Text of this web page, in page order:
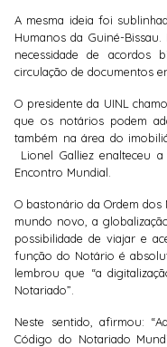
A mesma ideia foi
Humanos da Guiné-
necessidade de acordos
circulação de documentos
O presidente da UINL
que os notários podem
também na área do
Lionel Galliez enalteceu
Encontro Mundial.
O bastonário da Ordem dos
mundo novo, a
possibilidade de viajar e
função do Notário é
lembrou que “a
Notariado”.
Neste sentido, afirmou:
Código do Notariado